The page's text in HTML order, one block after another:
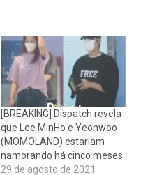
[BREAKING] Dispatch revela
que Lee MinHo e Yeonwoo
(MOMOLAND) estariam
namorando há cinco meses
29 de agosto de 2021